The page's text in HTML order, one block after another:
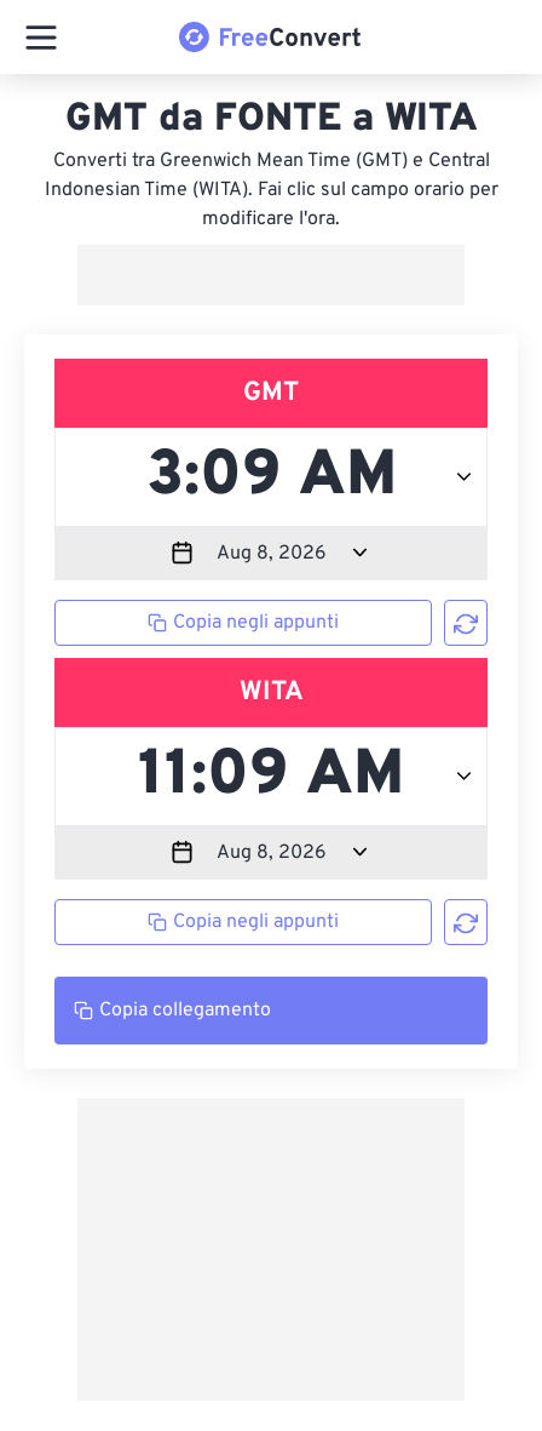
GMT da FONTE a WITA
Converti tra Greenwich Mean Time (GMT) e Central
Indonesian Time (WITA). Fai clic sul campo orario per
modificare l'ora.
GMT
Copia negli appunti
WITA
Copia negli appunti
Copia collegamento